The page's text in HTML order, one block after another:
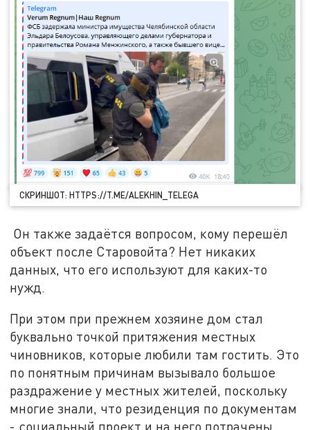
СКРИНШОТ: HTTPS://T.ME/ALEKHIN_TELEGA
Он также задаётся вопросом, кому перешёл
объект после Старовойта? Нет никаких
данных, что его используют для каких-то
нужд.
При этом при прежнем хозяине дом стал
буквально точкой притяжения местных
чиновников, которые любили там гостить. Это
по понятным причинам вызывало большое
раздражение у местных жителей, поскольку
многие знали, что резиденция по документам
- социальный проект и на него потрачены